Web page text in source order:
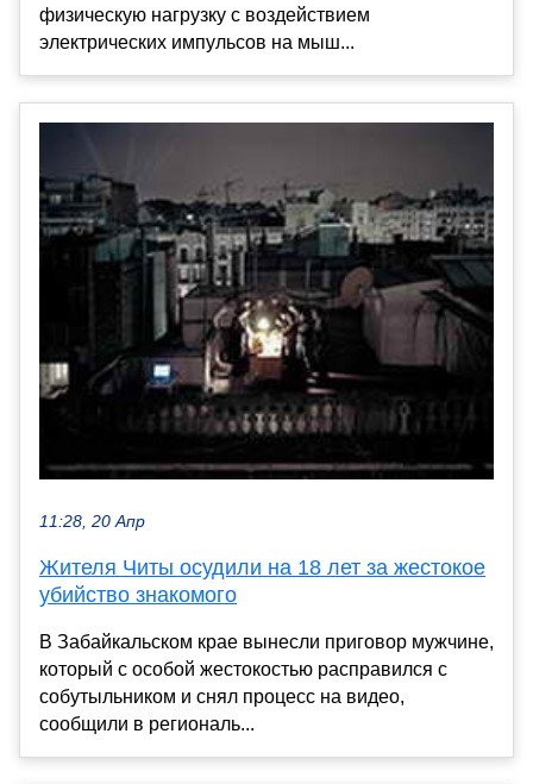
физическую нагрузку с воздействием
электрических импульсов на мыш...
11:28, 20 Апр
Жителя Читы осудили на 18 лет за жестокое
убийство знакомого
В Забайкальском крае вынесли приговор мужчине,
который с особой жестокостью расправился с
собутыльником и снял процесс на видео,
сообщили в региональ...